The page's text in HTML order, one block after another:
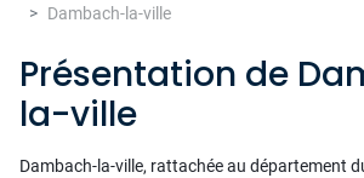
Dambach-la-ville
Présentation de
la-ville
Dambach-la-ville, rattachée au département